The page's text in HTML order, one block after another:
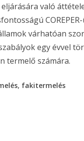
való
várhatóan
egy évvel
termelő számára.
, fakitermelés